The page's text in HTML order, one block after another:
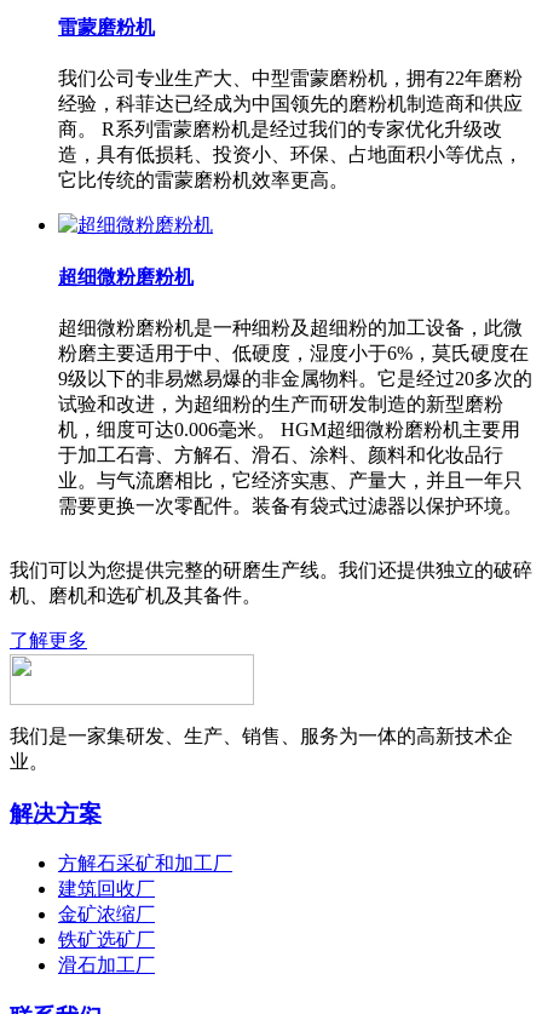
雷蒙磨粉机
我们公司专业生产大、中型雷蒙磨粉机，拥有22年磨粉
经验，科菲达已经成为中国领先的磨粉机制造商和供应
商。 R系列雷蒙磨粉机是经过我们的专家优化升级改
造，具有低损耗、投资小、环保、占地面积小等优点，
它比传统的雷蒙磨粉机效率更高。
超细微粉磨粉机
超细微粉磨粉机是一种细粉及超细粉的加工设备，此微
粉磨主要适用于中、低硬度，湿度小于6%，莫氏硬度在
9级以下的非易燃易爆的非金属物料。它是经过20多次的
试验和改进，为超细粉的生产而研发制造的新型磨粉
机，细度可达0.006毫米。 HGM超细微粉磨粉机主要用
于加工石膏、方解石、滑石、涂料、颜料和化妆品行
业。与气流磨相比，它经济实惠、产量大，并且一年只
需要更换一次零配件。装备有袋式过滤器以保护环境。
我们可以为您提供完整的研磨生产线。我们还提供独立的破碎
机、磨机和选矿机及其备件。
了解更多
我们是一家集研发、生产、销售、服务为一体的高新技术企
业。
解决方案
方解石采矿和加工厂
建筑回收厂
金矿浓缩厂
铁矿选矿厂
滑石加工厂